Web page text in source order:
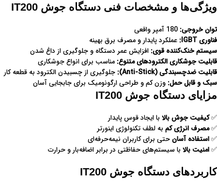
ویژگی‌ها و مشخصات فنی دستگاه جوش IT200
توان خروجی:
فناوری IGBT:
عملکرد پایدار و مصرف برق بهینه
سیستم خنک‌کننده قوی: افزایش عمر دستگاه و جلوگیری از داغ شدن
قابلیت جوشکاری الکترودهای متنوع: مناسب برای انواع جوشکاری
قابلیت ضدچسبندگی (Anti-Stick):
جلوگیری از چسبیدن الکترود به قطعه کار
سبک و قابل حمل: وزن کم و طراحی ارگونومیک برای جابجایی آسان
مزایای دستگاه جوش IT200
✅کیفیت جوش بالا با ایجاد قوس پایدار
✅مصرف انرژی کم به لطف تکنولوژی اینورتر
✅استفاده آسانحتی برای کاربران نیمه‌حرفه‌ای
✅امنیت بالا با سیستم‌های حفاظتی در برابر اضافه‌بار و حرارت
کاربردهای دستگاه جوش IT200